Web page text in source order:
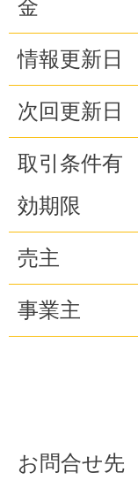
金
情報更新日
次回更新日
取引条件有
効期限
売主
事業主
お問合せ先